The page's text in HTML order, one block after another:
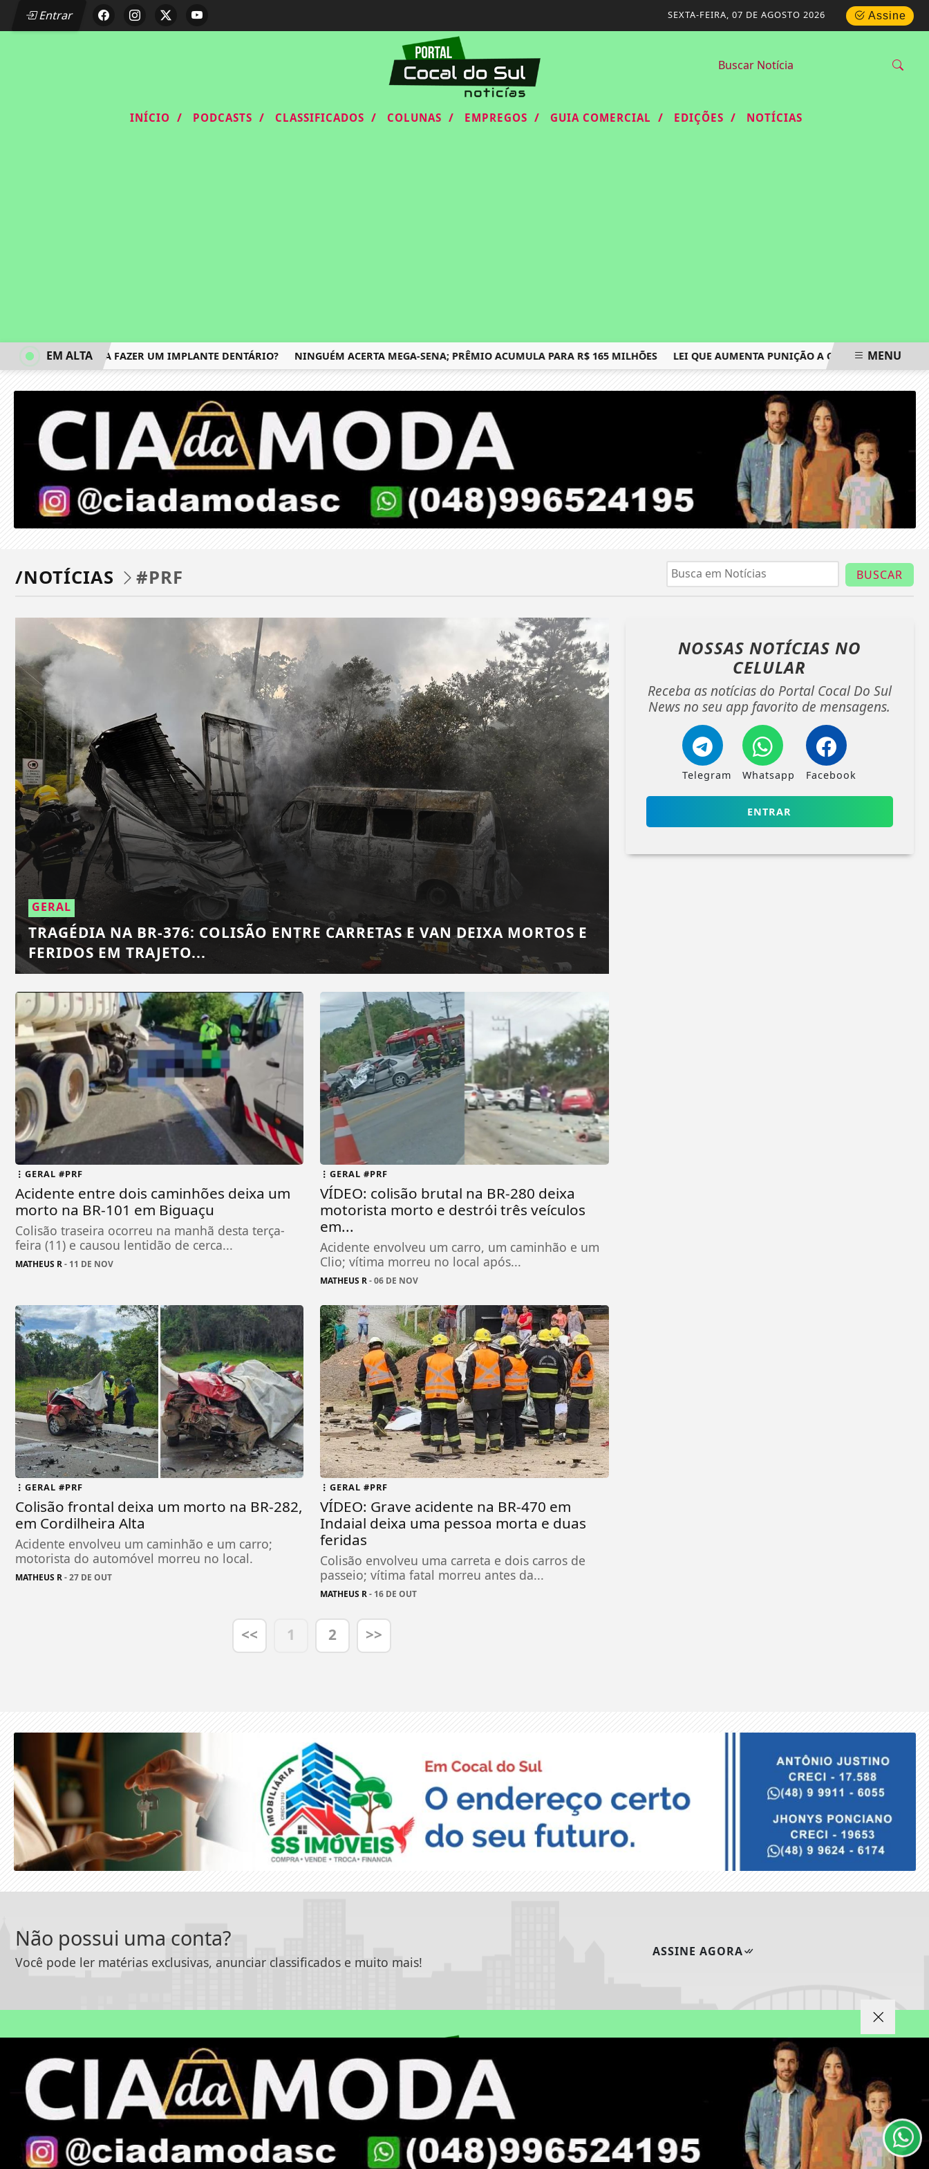
Entrar Assine
SEXTA-FEIRA, 07 DE AGOSTO 2026
INÍCIO / PODCASTS / CLASSIFICADOS / COLUNAS / EMPREGOS / GUIA COMERCIAL / EDIÇÕES / NOTÍCIAS
VALE A PENA FAZER UM IMPLANTE DENTÁRIO? NINGUÉM ACERTA MEGA-SENA; PRÊMIO ACUMULA PARA R$ 165 MILHÕES LEI QUE AUMENTA PUNIÇÃO A CRIMES DIGITAIS
EM ALTA MENU
/NOTÍCIAS #PRF BUSCAR
GERAL
TRAGÉDIA NA BR-376: COLISÃO ENTRE CARRETAS E VAN DEIXA MORTOS E
FERIDOS EM TRAJETO...
GERAL #PRF
Acidente entre dois caminhões deixa um
morto na BR-101 em Biguaçu
Colisão traseira ocorreu na manhã desta terça-
feira (11) e causou lentidão de cerca...
MATHEUS R- 11 DE NOV
GERAL #PRF
VÍDEO: colisão brutal na BR-280 deixa
motorista morto e destrói três veículos
em...
Acidente envolveu um carro, um caminhão e um
Clio; vítima morreu no local após...
MATHEUS R- 06 DE NOV
GERAL #PRF
Colisão frontal deixa um morto na BR-282,
em Cordilheira Alta
Acidente envolveu um caminhão e um carro;
motorista do automóvel morreu no local.
MATHEUS R- 27 DE OUT
GERAL #PRF
VÍDEO: Grave acidente na BR-470 em
Indaial deixa uma pessoa morta e duas
feridas
Colisão envolveu uma carreta e dois carros de
passeio; vítima fatal morreu antes da...
MATHEUS R- 16 DE OUT
<< 1 2 >>
NOSSAS NOTÍCIAS NO
CELULAR
Receba as notícias do Portal Cocal Do Sul
News no seu app favorito de mensagens.
Telegram Whatsapp Facebook
ENTRAR
Não possui uma conta?
Você pode ler matérias exclusivas, anunciar classificados e muito mais!
ASSINE AGORA
INÍCIO | SOBRE | PAINEL DO LEITOR | EXPEDIENTE | TERMOS DE USO E PRIVACIDADE | FAQ | CONTATO
Termos de Uso e Privacidade
Esse site utiliza cookies para melhorar sua experiência de navegação. Ao continuar o acesso, entendemos que você
concorda com nossos Termos de Uso e Privacidade.
PROSSEGUIR